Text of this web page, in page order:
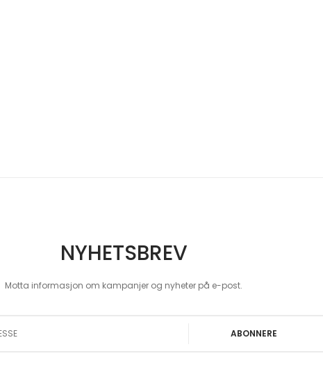
NYHETSBREV
Motta informasjon om kampanjer og nyheter på e-post.
ABONNERE